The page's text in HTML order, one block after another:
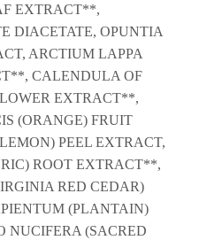
EXTRACT**,
DIACETATE, OPUNTIA
ARCTIUM LAPPA
CALENDULA OF
EXTRACT**,
(ORANGE) FRUIT
PEEL EXTRACT,
ROOT EXTRACT**,
RED CEDAR)
(PLANTAIN)
NUCIFERA (SACRED